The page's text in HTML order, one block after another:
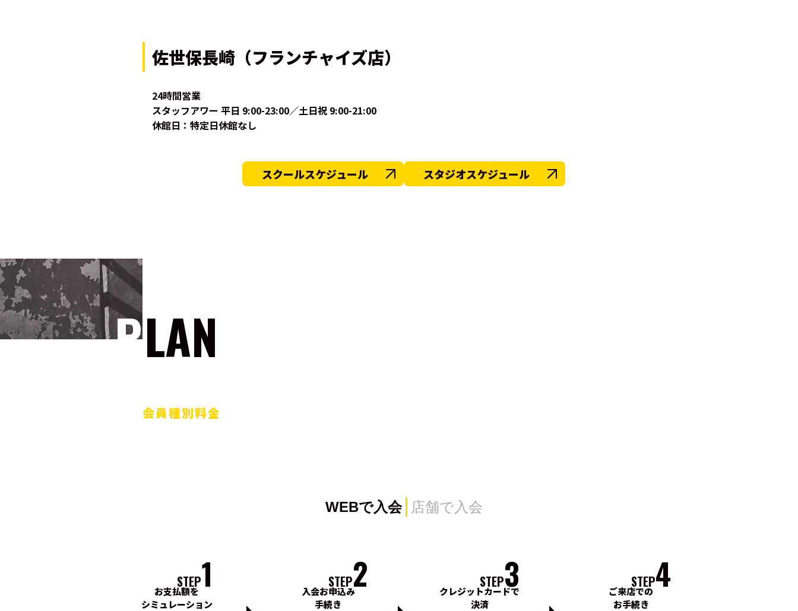
佐世保長崎（フランチャイズ店）
24時間営業
スタッフアワー 平日 9:00-23:00／土日祝 9:00-21:00
休館日：特定日休館なし
スクールスケジュール スタジオスケジュール
PLAN
会員種別料金
WEBで入会 店舗で入会
STEP1
お支払額を
シミュレーション
STEP2
入会お申込み
手続き
STEP3
クレジットカードで
決済
STEP4
ご来店での
お手続き